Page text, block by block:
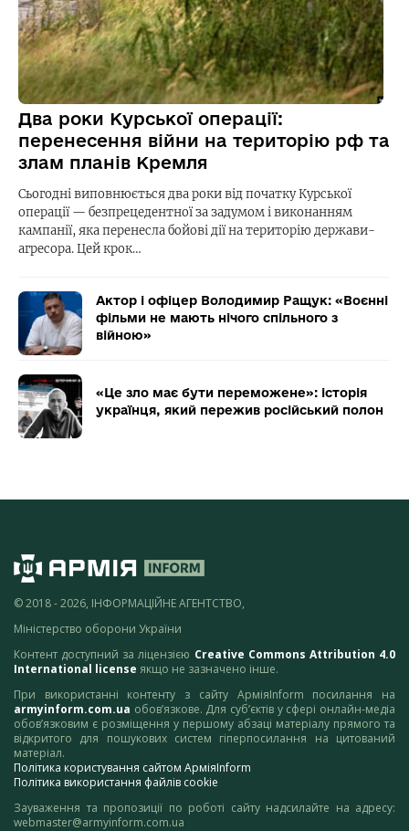
Два роки Курської операції:
перенесення війни на територію рф та
злам планів Кремля
Сьогодні виповнюється два роки від початку Курської
операції — безпрецедентної за задумом і виконанням
кампанії, яка перенесла бойові дії на територію держави-
агресора. Цей крок…
Актор і офіцер Володимир Ращук: «Воєнні
фільми не мають нічого спільного з
війною»
«Це зло має бути переможене»: історія
українця, який пережив російський полон
© 2018 - 2026, ІНФОРМАЦІЙНЕ АГЕНТСТВО,
Міністерство оборони України
Контент доступний за ліцензією Creative Commons Attribution 4.0
International license якщо не зазначено інше.
При використанні контенту з сайту АрміяInform посилання на
armyinform.com.ua обов’язкове. Для суб’єктів у сфері онлайн-медіа
обов’язковим є розміщення у першому абзаці матеріалу прямого та
відкритого для пошукових систем гіперпосилання на цитований
матеріал.
Політика користування сайтом АрміяInform
Політика використання файлів cookie
Зауваження та пропозиції по роботі сайту надсилайте на адресу:
webmaster@armyinform.com.ua